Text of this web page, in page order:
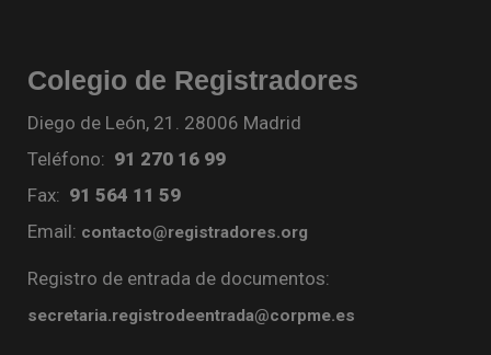
Colegio de Registradores
Diego de León, 21. 28006 Madrid
Teléfono: 91 270 16 99
Fax: 91 564 11 59
Email: contacto@registradores.org
Registro de entrada de documentos:
secretaria.registrodeentrada@corpme.es